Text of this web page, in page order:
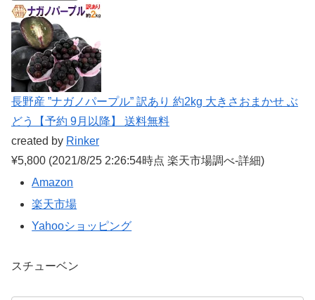
長野産 ”ナガノパープル” 訳あり 約2kg 大きさおまかせ ぶ
どう【予約 9月以降】 送料無料
created by Rinker
¥5,800 (2021/8/25 2:26:54時点 楽天市場調べ-詳細)
Amazon
楽天市場
Yahooショッピング
スチューベン